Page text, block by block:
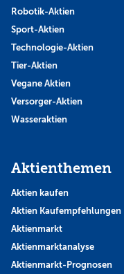
Robotik-Aktien
Sport-Aktien
Technologie-Aktien
Tier-Aktien
Vegane Aktien
Versorger-Aktien
Wasseraktien
Aktienthemen
Aktien kaufen
Aktien Kaufempfehlungen
Aktienmarkt
Aktienmarktanalyse
Aktienmarkt-Prognosen